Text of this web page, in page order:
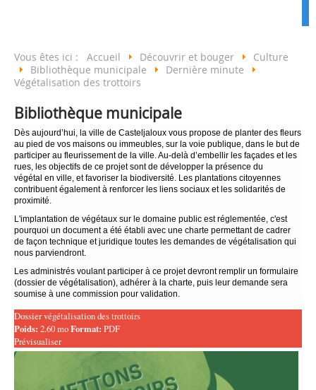
Vous êtes ici : Accueil Découvrir et bouger
Culture
Bibliothèque municipale
Dernière minute
Végétalisation des trottoirs
Bibliothèque municipale
Dès aujourd’hui, la ville de Casteljaloux vous propose de planter des fleurs
au pied de vos maisons ou immeubles, sur la voie publique, dans le but de
participer au fleurissement de la ville. Au-delà d’embellir les façades et les
rues, les objectifs de ce projet sont de développer la présence du
végétal en ville, et favoriser la biodiversité. Les plantations citoyennes
contribuent également à renforcer les liens sociaux et les solidarités de
proximité.
L'implantation de végétaux sur le domaine public est réglementée, c'est
pourquoi un document a été établi avec une charte permettant de cadrer
de façon technique et juridique toutes les demandes de végétalisation qui
nous parviendront.
Les administrés voulant participer à ce projet devront remplir un formulaire
(dossier de végétalisation), adhérer à la charte, puis leur demande sera
soumise à une commission pour validation.
Dossier végétalisation des trottoirs
Poids: 2.60 moFormat: PDF
Prévisualiser